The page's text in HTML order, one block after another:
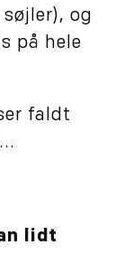
og
på hele
faldt
lidt